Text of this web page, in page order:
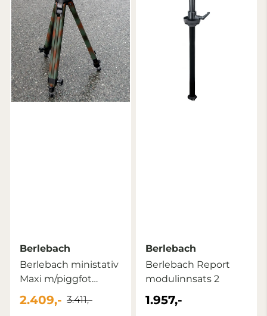
Berlebach
Berlebach ministativ
Maxi m/piggfot
Kamuflasje ...
2.409,- 3.411,-
Berlebach
Berlebach Report
modulinnsats 2
1.957,-